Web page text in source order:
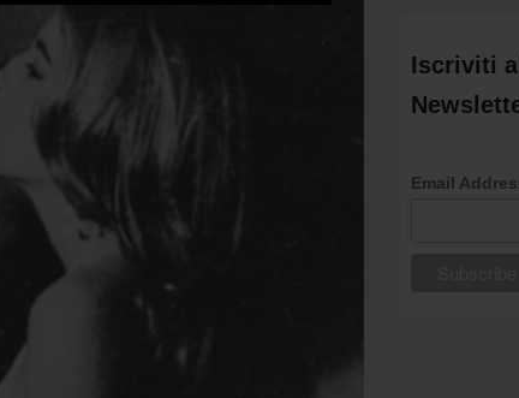
Iscriviti
Email